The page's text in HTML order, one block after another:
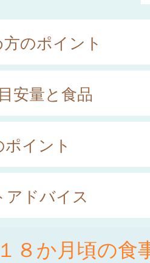
のポイント
安量と食品
イント
アドバイス
８か月頃の食